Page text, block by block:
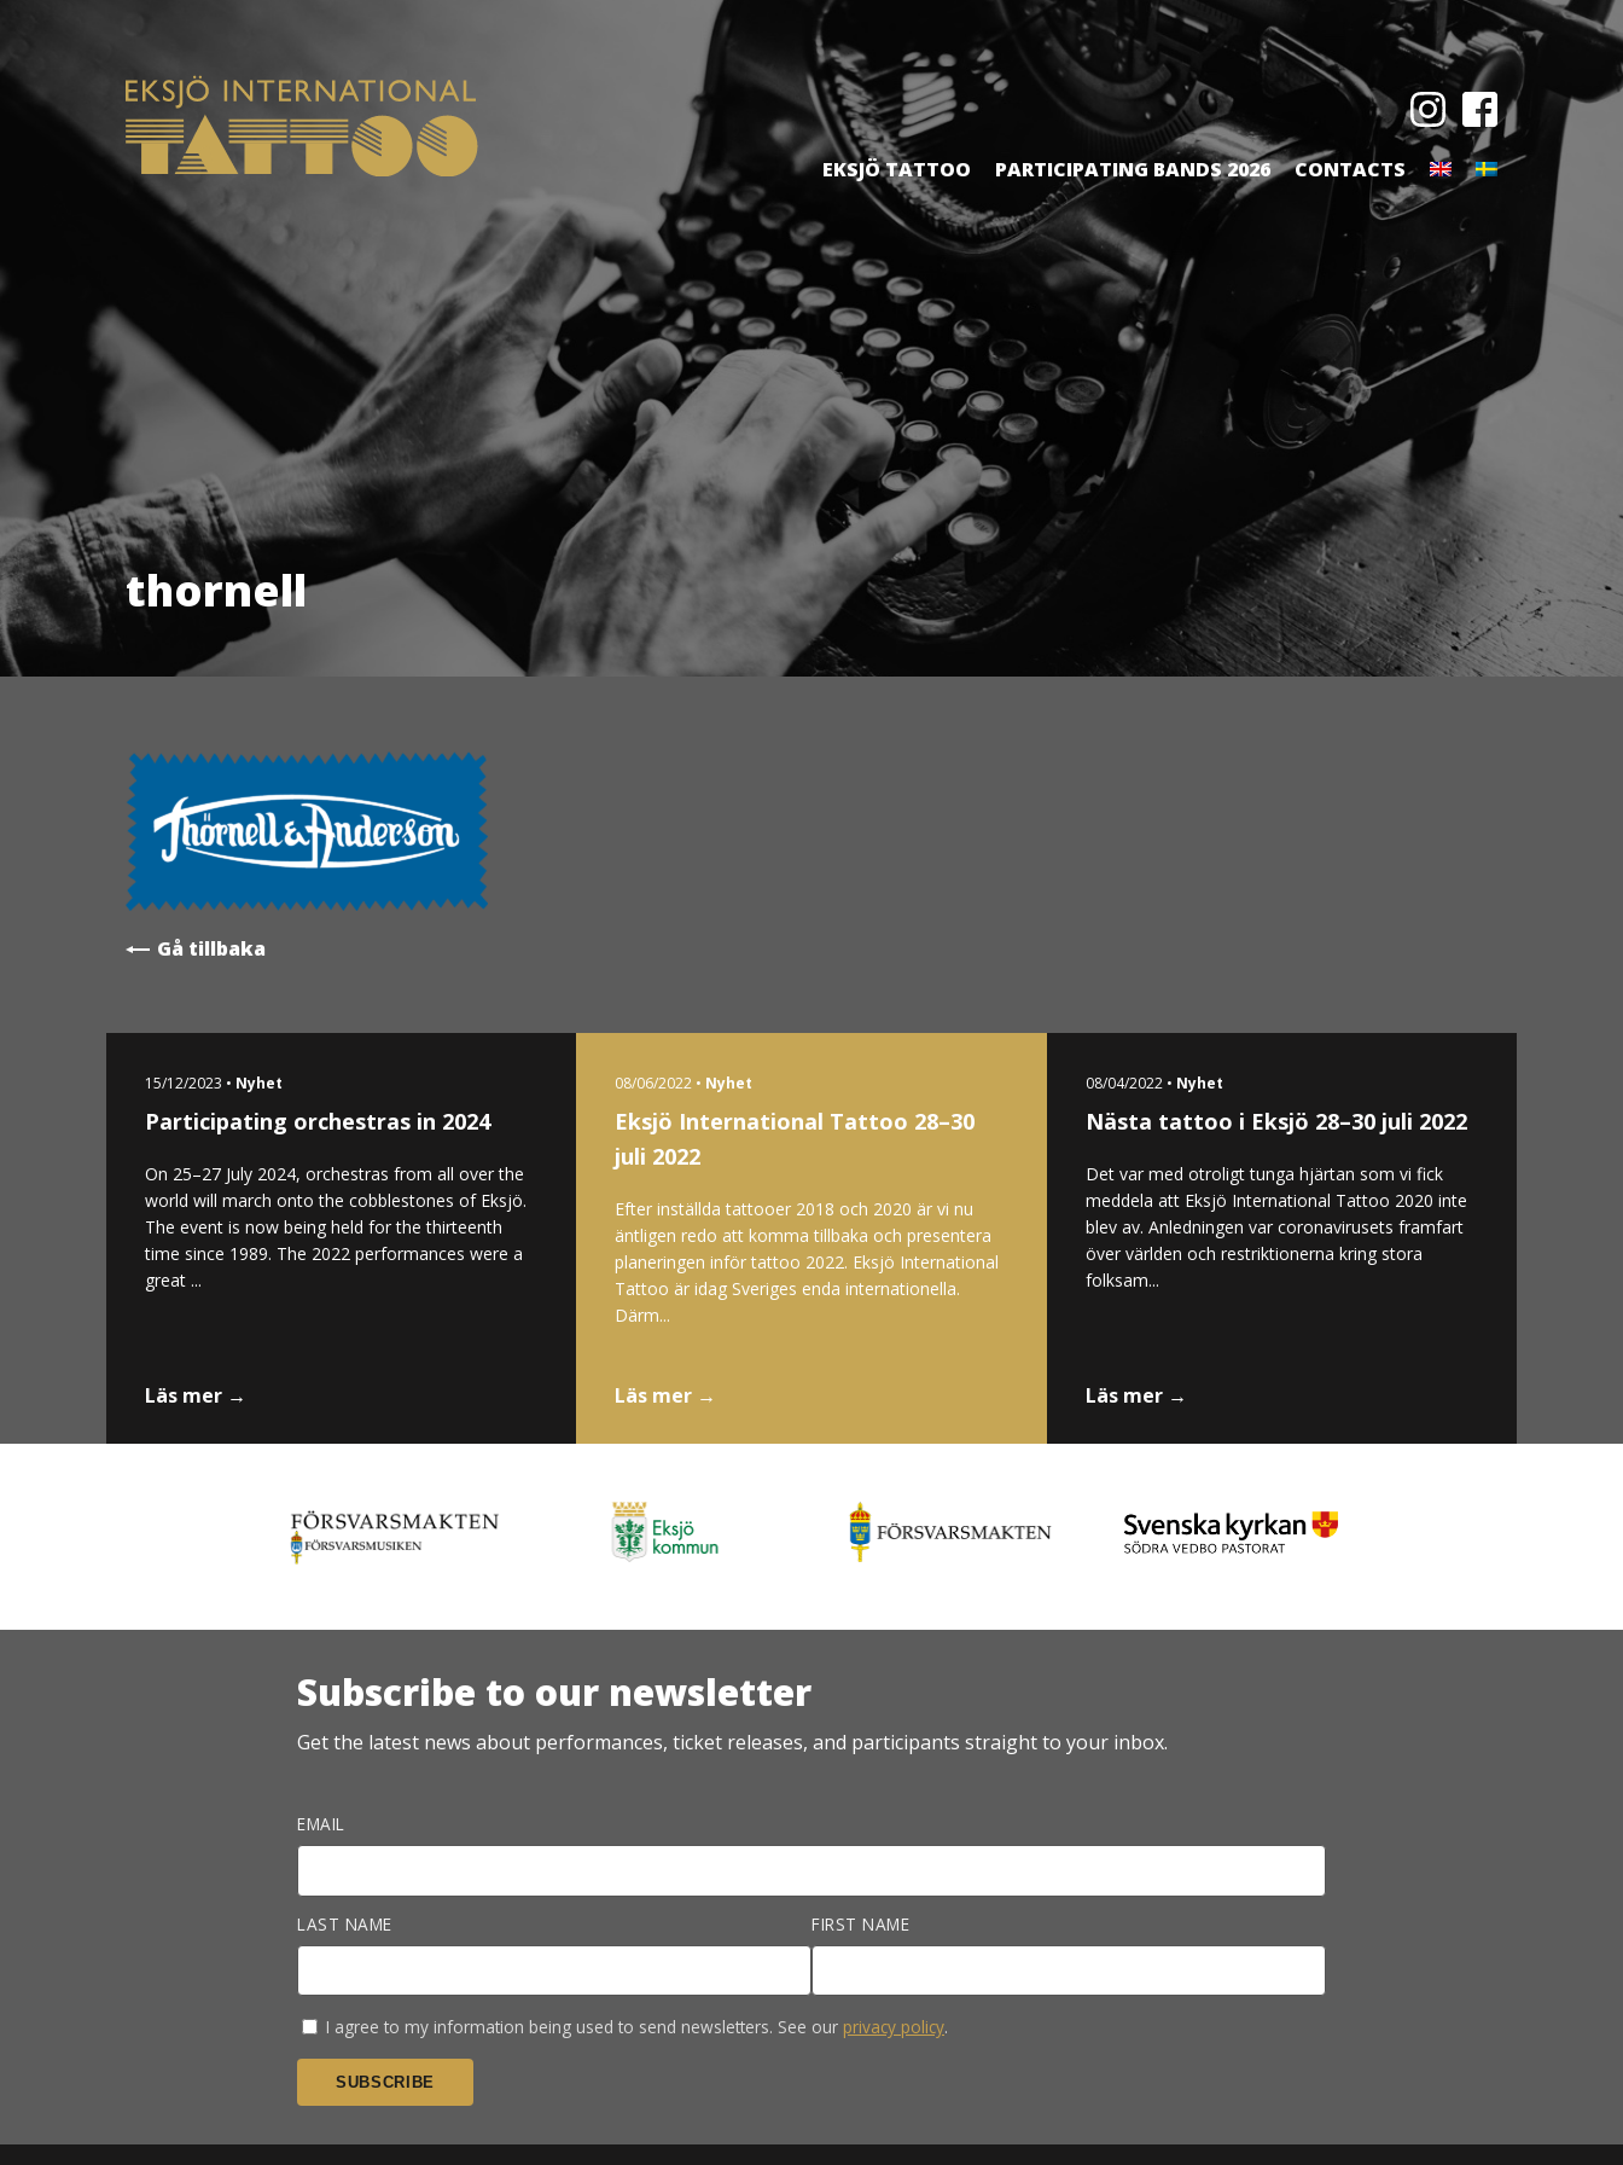
EKSJÖ TATTOO PARTICIPATING BANDS 2026 CONTACTS
thornell
Gå tillbaka
15/12/2023 • Nyhet
Participating orchestras in 2024
On 25–27 July 2024, orchestras from all over the
world will march onto the cobblestones of Eksjö.
The event is now being held for the thirteenth
time since 1989. The 2022 performances were a
great ...
Läs mer →
08/06/2022 • Nyhet
Eksjö International Tattoo 28–30
juli 2022
Efter inställda tattooer 2018 och 2020 är vi nu
äntligen redo att komma tillbaka och presentera
planeringen inför tattoo 2022. Eksjö International
Tattoo är idag Sveriges enda internationella.
Därm...
Läs mer →
08/04/2022 • Nyhet
Nästa tattoo i Eksjö 28–30 juli 2022
Det var med otroligt tunga hjärtan som vi fick
meddela att Eksjö International Tattoo 2020 inte
blev av. Anledningen var coronavirusets framfart
över världen och restriktionerna kring stora
folksam...
Läs mer →
Subscribe to our newsletter
Get the latest news about performances, ticket releases, and participants straight to your inbox.
EMAIL
LAST NAME FIRST NAME
I agree to my information being used to send newsletters. See our privacy policy.